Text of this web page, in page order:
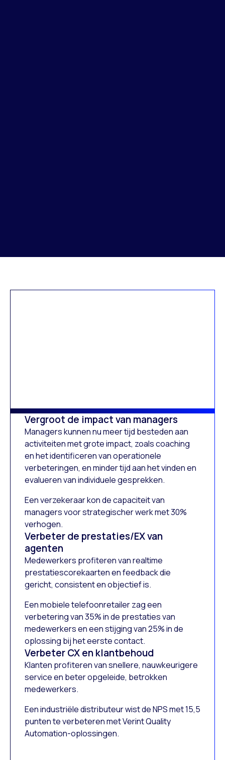
Vergroot de impact van managers
Managers kunnen nu meer tijd besteden aan
activiteiten met grote impact, zoals coaching
en het identificeren van operationele
verbeteringen, en minder tijd aan het vinden en
evalueren van individuele gesprekken.
Een verzekeraar kon de capaciteit van
managers voor strategischer werk met 30%
verhogen.
Verbeter de prestaties/EX van
agenten
Medewerkers profiteren van realtime
prestatiescorekaarten en feedback die
gericht, consistent en objectief is.
Een mobiele telefoonretailer zag een
verbetering van 35% in de prestaties van
medewerkers en een stijging van 25% in de
oplossing bij het eerste contact.
Verbeter CX en klantbehoud
Klanten profiteren van snellere, nauwkeurigere
service en beter opgeleide, betrokken
medewerkers.
Een industriële distributeur wist de NPS met 15,5
punten te verbeteren met Verint Quality
Automation-oplossingen.